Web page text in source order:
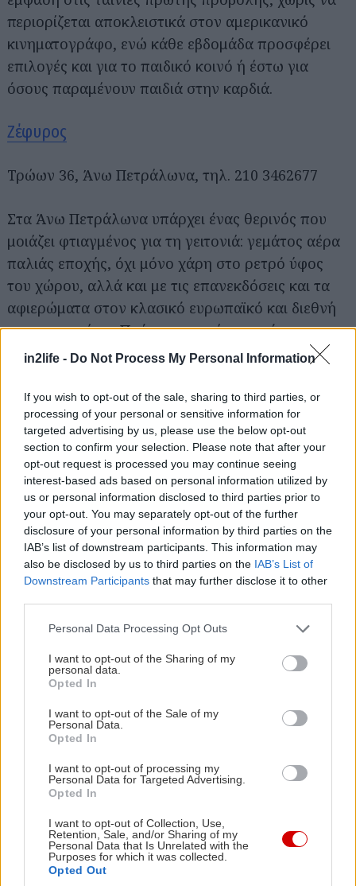
in2life - Do Not Process My Personal Information
If you wish to opt-out of the sale, sharing to third parties, or
processing of your personal or sensitive information for
targeted advertising by us, please use the below opt-out
section to confirm your selection. Please note that after your
opt-out request is processed you may continue seeing
interest-based ads based on personal information utilized by
us or personal information disclosed to third parties prior to
your opt-out. You may separately opt-out of the further
disclosure of your personal information by third parties on the
IAB’s list of downstream participants. This information may
also be disclosed by us to third parties on the IAB’s List of
Downstream Participants that may further disclose it to other
Please note that this website/app uses one or more Google
not limited to your visit or usage behaviour. You may click to
grant or deny consent to Google and its third-party tags to
use your data for below specified purposes in below Google
consent section.
Personal Data Processing Opt Outs
I want to opt-out of the Sharing of my
personal data.
Opted In
I want to opt-out of the Sale of my
Personal Data.
Opted In
I want to opt-out of processing my
Personal Data for Targeted Advertising.
Opted In
I want to opt-out of Collection, Use,
Retention, Sale, and/or Sharing of my
Personal Data that Is Unrelated with the
Purposes for which it was collected.
Opted Out
περιορίζεται αποκλειστικά στον αμερικανικό
κινηματογράφο, ενώ κάθε εβδομάδα προσφέρει
επιλογές και για το παιδικό κοινό ή έστω για
όσους παραμένουν παιδιά στην καρδιά.
Ζέφυρος
Τρώων 36, Άνω Πετράλωνα, τηλ. 210 3462677
Στα Άνω Πετράλωνα υπάρχει ένας θερινός που
μοιάζει φτιαγμένος για τη γειτονιά: γεμάτος αέρα
παλιάς εποχής, όχι μόνο χάρη στο ρετρό ύφος
του χώρου, αλλά και με τις επανεκδόσεις και τα
αφιερώματα στον κλασικό ευρωπαϊκό και διεθνή
κινηματογράφο. Πρόκειται για έναν από τους
αρχαιότερους κινηματογράφους που λειτουργούν
τις πόρτες του το 1938. Από το 1990 η πορεία του
συνδέθηκε με τον Νίκο Μουζακιώτη, του οποίου
το πορτρέτο κοσμεί σήμερα το ταμείο. Τη
συνέχειά του έχουν αναλάβει η σύζυγος και τα
παιδιά του, κρατώντας ζωντανή την ίδια
απαράμιλλη αγάπη στον παλιό καλό
κινηματογράφο.
Θησείον
Αναζήτηση
για...